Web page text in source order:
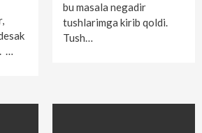
…
bu masala negadir
tushlarimga kirib qoldi.
Tush…